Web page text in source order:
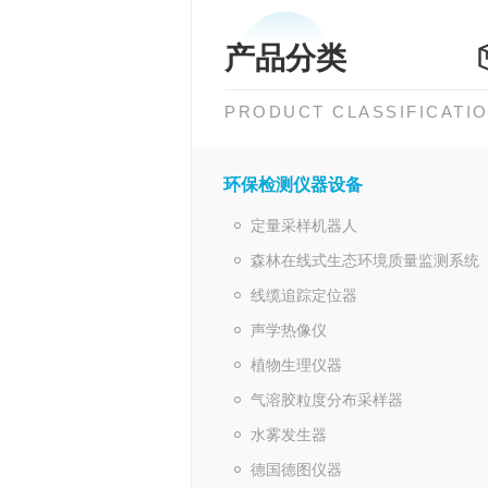
产品分类
PRODUCT
环保检测仪器设备
定量采样机器人
森林在线式生态环境质量监测系统
线缆追踪定位器
声学热像仪
植物生理仪器
气溶胶粒度分布采样器
水雾发生器
德国德图仪器